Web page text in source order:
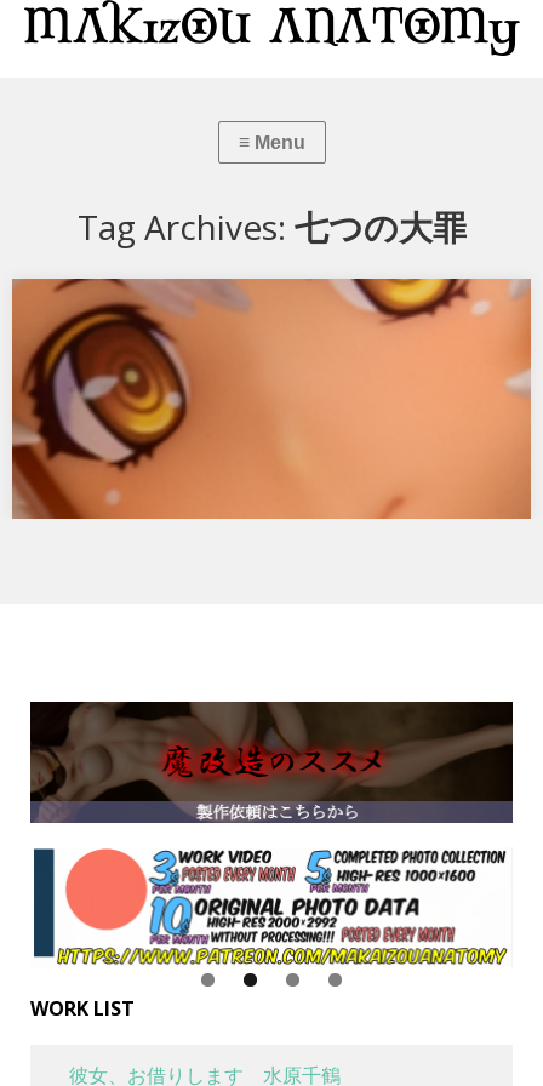
Tag Archives: 七つの大罪
七つの大罪 魔王黙示録 ベルフェゴール 怠惰の章 艶舞ショ
ータイムノ節
オーキッドシードから 七つの大罪 魔王黙示録 怠惰の章 艶舞ショータイ
ムノ節です。 ホビージャパン主…
WORK LIST
彼女、お借りします 水原千鶴